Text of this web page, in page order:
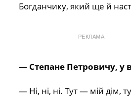
Богданчику, який ще й
РЕКЛАМА
— Степане Петровичу, у
— Ні, ні, ні. Тут — мій дім,